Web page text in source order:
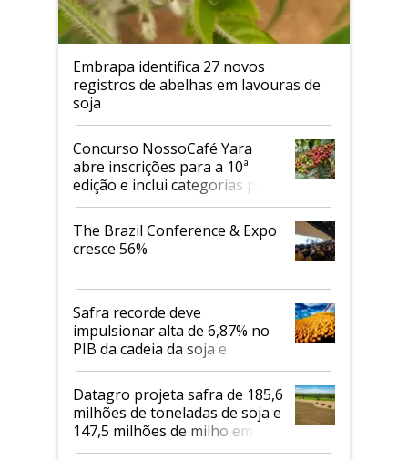
Embrapa identifica 27 novos
registros de abelhas em lavouras de
soja
Concurso NossoCafé Yara
abre inscrições para a 10ª
edição e inclui categorias para
cafés Canephora
The Brazil Conference & Expo
cresce 56%
Safra recorde deve
impulsionar alta de 6,87% no
PIB da cadeia da soja e
biodiesel em 2026
Datagro projeta safra de 185,6
milhões de toneladas de soja e
147,5 milhões de milho em
2026/27